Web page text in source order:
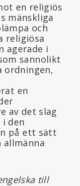
en religiös
mänskliga
och
religiösa
agerade i
sannolikt
ordningen,
en
av det slag
den
på ett sätt
allmänna
till